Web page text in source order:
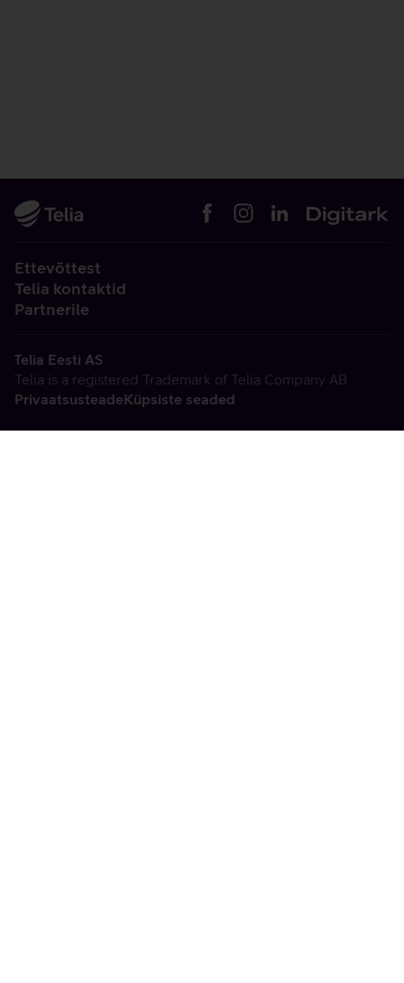
Ettevõttest
Telia kontaktid
Partnerile
Telia Eesti AS
Telia is a registered Trademark of Telia Company AB
PrivaatsusteadeKüpsiste seaded